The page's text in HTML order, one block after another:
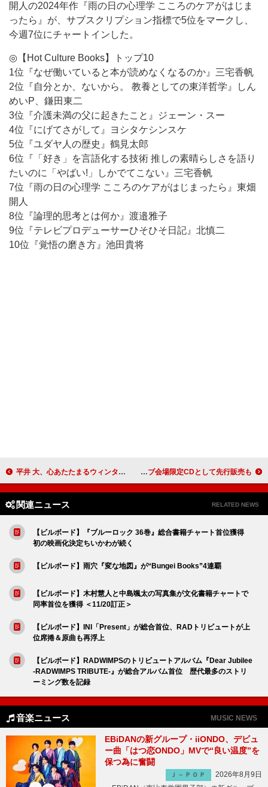
開人の2024年作『雨の日の心理学 こころのケアがはじま
ったら』が、サブスクリプション指標で5位をマークし、
今週7位にチャートインした。
◎【Hot Culture Books】トップ10
1位『なぜ働いていると本が読めなくなるのか』三宅香帆
2位『自分とか、ないから。 教養としての東洋哲学』しん
めいP、鎌田東二
3位『介護未満の父に起きたこと』ジェーン・スー
4位『にげてさがして』ヨシタケシンスケ
5位『ユダヤ人の歴史』鶴見太郎
6位『「好き」を言語化する技術 推しの素晴らしさを語り
たいのに「やばい!」しかでてこない』三宅香帆
7位『雨の日の心理学 こころのケアがはじまったら』東畑
開人
8位『論理的思考とは何か』渡邉雅子
9位『テレビプロデューサーひそひそ日記』北慎二
10位『覚悟の磨き方』池田貴将
平井 大、心あたたまるウィンターソング「LALALA (Baby it takes two)」リリックビデオ公開 S.Yuya（シド）、誕生日に2ndAL『circle』配信リリース ライブ会場限定CDとして先行販売も
関連ニュース RELATED NEWS
【ビルボード】『ブルーロック 36巻』総合書籍チャート首位獲得
初の映画化決定ちいかわが続く
【ビルボード】雨穴『変な地図』が“Bungei Books”4連覇
【ビルボード】木村慧人と中島颯太の写真集が文化書籍チャートで
同率首位を獲得 ＜11/20訂正＞
【ビルボード】INI「Present」が総合首位、RADトリビュートが上
位席捲＆原曲も再浮上
【ビルボード】RADWIMPSのトリビュートアルバム『Dear Jubilee
-RADWIMPS TRIBUTE-』が総合アルバム首位 歴代最多のストリ
ーミング数を記録
音楽ニュース MUSIC NEWS
EBiDANの新グループ・iiONDO、デビュ
ー曲「はつ恋ONDO」MVで“良い温度”を
保つ為に奮闘
Ｊ－ＰＯＰ
2026年8月9日